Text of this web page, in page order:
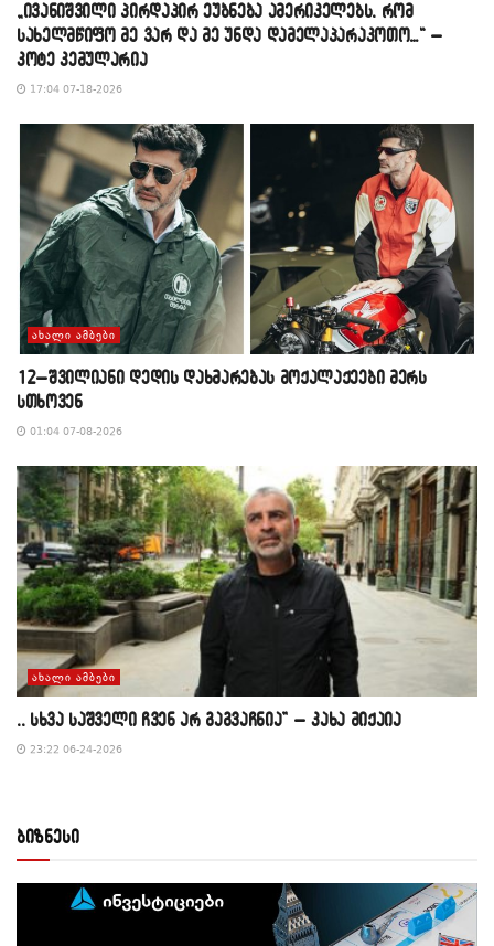
„ივანიშვილი პირდაპირ ეუბნება ამერიკელებს, რომ
სახელმწიფო მე ვარ და მე უნდა დამელაპარაკოთო…“ –
კოტე კემულარია
17:04 07-18-2026
ᲐᲮᲐᲚᲘ ᲐᲛᲑᲔᲑᲘ
12–შვილიანი დედის დახმარებას მოქალაქეები მერს
სთხოვენ
01:04 07-08-2026
ᲐᲮᲐᲚᲘ ᲐᲛᲑᲔᲑᲘ
,, სხვა საშველი ჩვენ არ გაგვაჩნია” – კახა მიქაია
23:22 06-24-2026
ბიზნესი